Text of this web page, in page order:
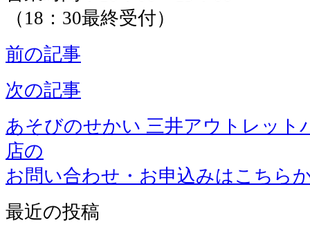
（18：30最終受付）
前の記事
次の記事
あそびのせかい 三井アウトレット
店の
お問い合わせ・お申込みはこちら
最近の投稿